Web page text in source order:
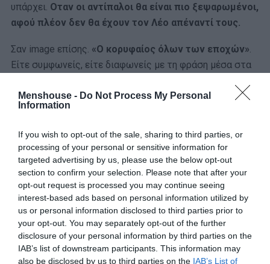
Menshouse - Do Not Process My Personal
Information
If you wish to opt-out of the sale, sharing to third parties, or
processing of your personal or sensitive information for
targeted advertising by us, please use the below opt-out
section to confirm your selection. Please note that after your
opt-out request is processed you may continue seeing
interest-based ads based on personal information utilized by
us or personal information disclosed to third parties prior to
your opt-out. You may separately opt-out of the further
disclosure of your personal information by third parties on the
IAB’s list of downstream participants. This information may
also be disclosed by us to third parties on the IAB’s List of
υπάρχει. Οταν οι αντίπαλοι θα είναι πιο ξεψαρωμένοι,
αφού πλέον δεν θα έχουν τον Λέο απέναντί τους.
Σαν image επίσης. «Ο κορυφαίος όλων των εποχών».
Είτε συμφωνείς, είτε διαφωνείς με τη φράση μέσα στα
κουβέντα. Μια ενέργεια, μια φάση, μια φωτογραφία, όλα
έστρεφαν τα βλέμματα στην Μπαρτσελόνα και τον
δυστυχώς για τους Blagugrana όμως, όπως έδειξε η
ιστορία τα τελευταία χρόνια, μετά την αποχώρηση του
Αργεντινού δεν θα αλλάξει κάτι στη μεγάλη σκηνή. Εκεί
που τα τελευταία χρόνια η παρουσία του, δεν μπορούσε
πλέον να αλλάξει τα πράγματα.
Γιατί την τελευταία 6ετία, από το Champions League του
2015 με το μαγικό MSN [Messi, Suarez, Neymar] και